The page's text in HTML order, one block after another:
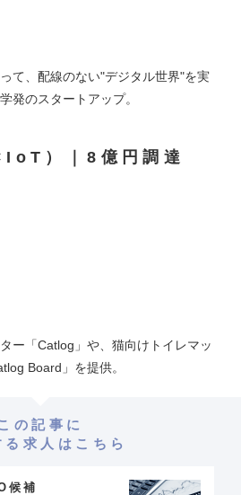
て、配線のない"デジタル世界"を実
発のスタートアップ。
）｜8億円調達
ー「Catlog」や、猫向けトイレマッ
Board」を提供。
の記事に
る求人はこちら
候補